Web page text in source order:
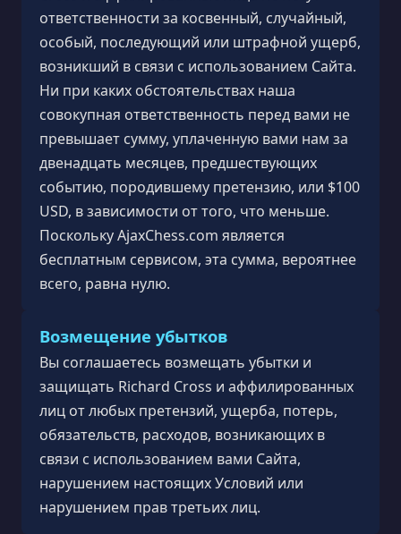
ответственности за косвенный, случайный,
особый, последующий или штрафной ущерб,
возникший в связи с использованием Сайта.
Ни при каких обстоятельствах наша
совокупная ответственность перед вами не
превышает сумму, уплаченную вами нам за
двенадцать месяцев, предшествующих
событию, породившему претензию, или $100
USD, в зависимости от того, что меньше.
Поскольку AjaxChess.com является
бесплатным сервисом, эта сумма, вероятнее
всего, равна нулю.
Возмещение убытков
Вы соглашаетесь возмещать убытки и
защищать Richard Cross и аффилированных
лиц от любых претензий, ущерба, потерь,
обязательств, расходов, возникающих в
связи с использованием вами Сайта,
нарушением настоящих Условий или
нарушением прав третьих лиц.